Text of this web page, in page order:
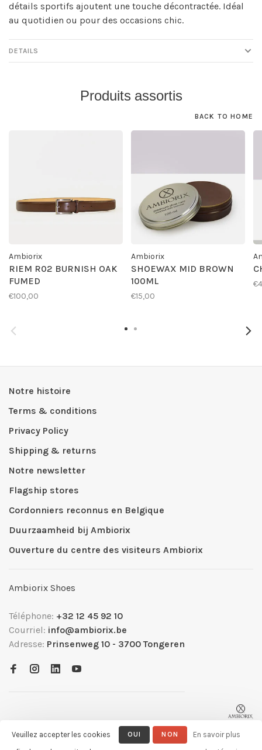
détails sportifs ajoutent une touche décontractée. Idéal
au quotidien ou pour des occasions chic.
DETAILS
Produits assortis
BACK TO HOME
Ambiorix
RIEM R02 BURNISH OAK
FUMED
€100,00
Ambiorix
SHOEWAX MID BROWN
100ML
€15,00
Notre histoire
Terms & conditions
Privacy Policy
Shipping & returns
Notre newsletter
Flagship stores
Cordonniers reconnus en Belgique
Duurzaamheid bij Ambiorix
Ouverture du centre des visiteurs Ambiorix
Ambiorix Shoes
Téléphone: +32 12 45 92 10
Courriel: info@ambiorix.be
Adresse: Prinsenweg 10 - 3700 Tongeren
Veuillez accepter les cookies
OUI NON
En savoir plus